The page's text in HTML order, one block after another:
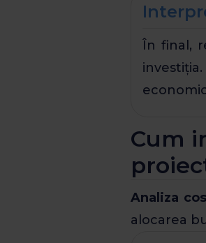
În final,
Cum
Analiza
alocarea